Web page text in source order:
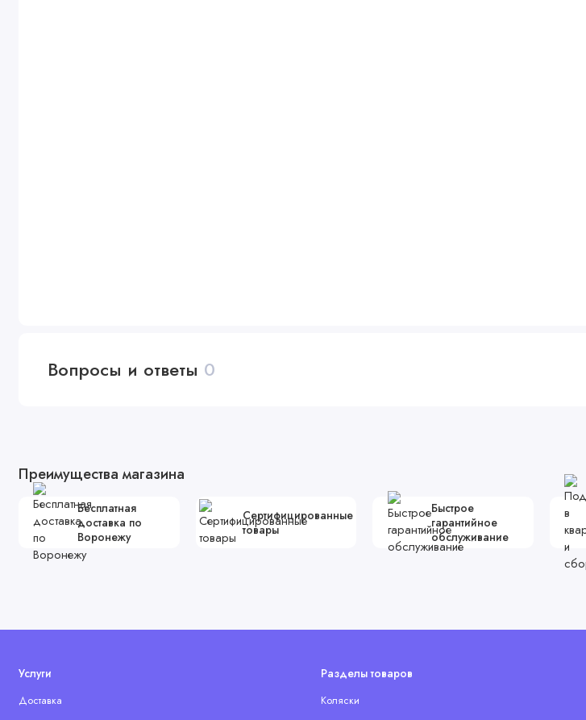
Вопросы и ответы 0
Преимущества магазина
Бесплатная
доставка по
Воронежу
Сертифицированные
товары
Быстрое
гарантийное
обслуживание
Услуги
Доставка
Разделы товаров
Коляски